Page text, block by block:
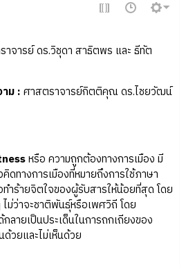
จารย์ ดร.วิชุดา สาธิตพร และ ธีทัต
ม : ศาสตราจารย์กิตติคุณ ดร.ไชยวัฒน์
หรือ ความถูกต้องทางการเมือง มี
ดทางการเมืองที่หมายถึงการใช้ภาษา
ำร้ายจิตใจของผู้รับสารให้น้อยที่สุด โดย
ม่ว่าจะชาติพันธุ์หรือเพศวิถี โดย
ายเป็นประเด็นในการถกเถียงของ
วยและไม่เห็นด้วย